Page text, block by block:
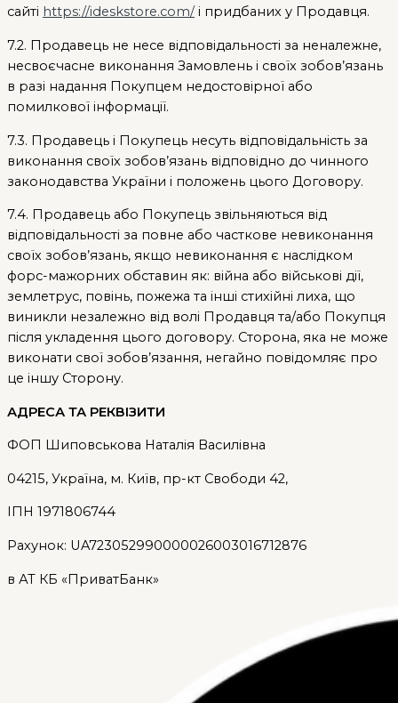
сайті https://ideskstore.com/ і придбаних у Продавця.
7.2. Продавець не несе відповідальності за неналежне,
несвоєчасне виконання Замовлень і своїх зобов’язань
в разі надання Покупцем недостовірної або
помилкової інформації.
7.3. Продавець і Покупець несуть відповідальність за
виконання своїх зобов’язань відповідно до чинного
законодавства України і положень цього Договору.
7.4. Продавець або Покупець звільняються від
відповідальності за повне або часткове невиконання
своїх зобов’язань, якщо невиконання є наслідком
форс-мажорних обставин як: війна або військові дії,
землетрус, повінь, пожежа та інші стихійні лиха, що
виникли незалежно від волі Продавця та/або Покупця
після укладення цього договору. Сторона, яка не може
виконати свої зобов’язання, негайно повідомляє про
це іншу Сторону.
АДРЕСА ТА РЕКВІЗИТИ
ФОП Шиповськова Наталія Василівна
04215, Україна, м. Київ, пр-кт Свободи 42,
ІПН 1971806744
Рахунок: UA723052990000026003016712876
в АТ КБ «ПриватБанк»